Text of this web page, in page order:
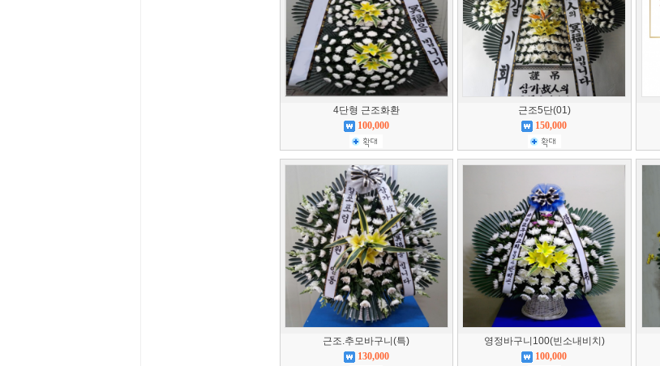
4단형 근조화환
100,000
근조5단(01)
150,000
근조.추모바구니(특)
130,000
영정바구니100(빈소내비치)
100,000